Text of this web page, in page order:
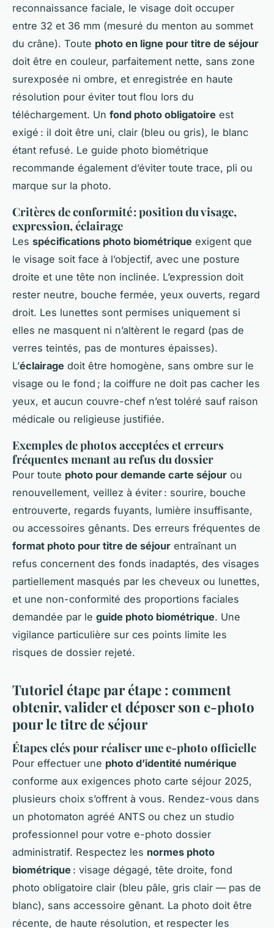
reconnaissance faciale, le visage doit occuper
entre 32 et 36 mm (mesuré du menton au sommet
du crâne). Toute photo en ligne pour titre de séjour
doit être en couleur, parfaitement nette, sans zone
surexposée ni ombre, et enregistrée en haute
résolution pour éviter tout flou lors du
téléchargement. Un fond photo obligatoire est
exigé : il doit être uni, clair (bleu ou gris), le blanc
étant refusé. Le guide photo biométrique
recommande également d’éviter toute trace, pli ou
marque sur la photo.
Critères de conformité : position du visage,
expression, éclairage
Les spécifications photo biométrique exigent que
le visage soit face à l’objectif, avec une posture
droite et une tête non inclinée. L’expression doit
rester neutre, bouche fermée, yeux ouverts, regard
droit. Les lunettes sont permises uniquement si
elles ne masquent ni n’altèrent le regard (pas de
verres teintés, pas de montures épaisses).
L’éclairage doit être homogène, sans ombre sur le
visage ou le fond ; la coiffure ne doit pas cacher les
yeux, et aucun couvre-chef n’est toléré sauf raison
médicale ou religieuse justifiée.
Exemples de photos acceptées et erreurs
fréquentes menant au refus du dossier
Pour toute photo pour demande carte séjour ou
renouvellement, veillez à éviter : sourire, bouche
entrouverte, regards fuyants, lumière insuffisante,
ou accessoires gênants. Des erreurs fréquentes de
format photo pour titre de séjour entraînant un
refus concernent des fonds inadaptés, des visages
partiellement masqués par les cheveux ou lunettes,
et une non-conformité des proportions faciales
demandée par le guide photo biométrique. Une
vigilance particulière sur ces points limite les
risques de dossier rejeté.
Tutoriel étape par étape : comment
obtenir, valider et déposer son e-photo
pour le titre de séjour
Étapes clés pour réaliser une e-photo officielle
Pour effectuer une photo d’identité numérique
conforme aux exigences photo carte séjour 2025,
plusieurs choix s’offrent à vous. Rendez-vous dans
un photomaton agréé ANTS ou chez un studio
professionnel pour votre e-photo dossier
administratif. Respectez les normes photo
biométrique : visage dégagé, tête droite, fond
photo obligatoire clair (bleu pâle, gris clair — pas de
blanc), sans accessoire gênant. La photo doit être
récente, de haute résolution, et respecter les